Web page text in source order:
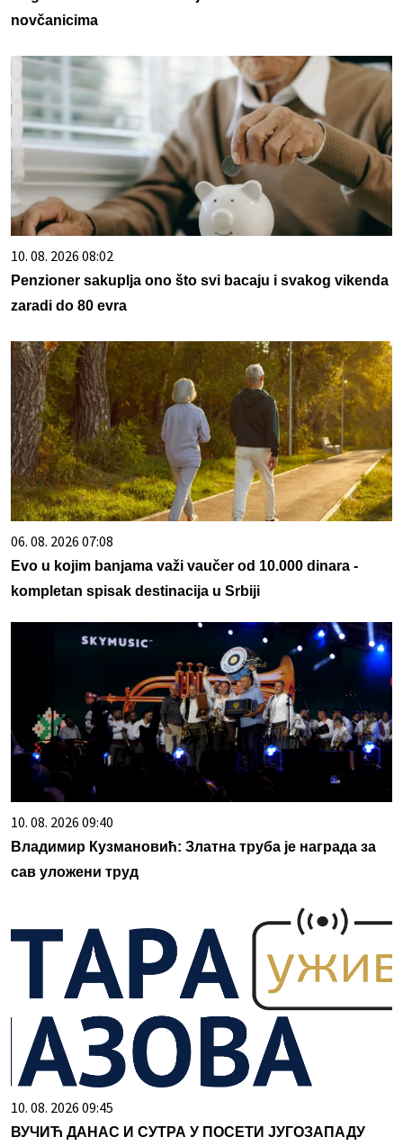
novčanicima
10. 08. 2026 08:02
Penzioner sakuplja ono što svi bacaju i svakog vikenda
zaradi do 80 evra
06. 08. 2026 07:08
Evo u kojim banjama važi vaučer od 10.000 dinara -
kompletan spisak destinacija u Srbiji
10. 08. 2026 09:40
Владимир Кузмановић: Златна труба је награда за
сав уложени труд
10. 08. 2026 09:45
ВУЧИЋ ДАНАС И СУТРА У ПОСЕТИ ЈУГОЗАПАДУ